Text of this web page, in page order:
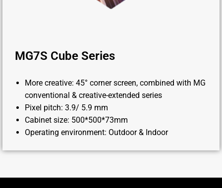
MG7S Cube Series
More creative: 45° corner screen, combined with MG
conventional & creative-extended series
Pixel pitch: 3.9/ 5.9 mm
Cabinet size: 500*500*73mm
Operating environment: Outdoor & Indoor